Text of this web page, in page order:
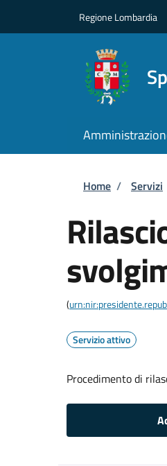
Regione Lombardia
Home / Servizi
(
Servizio attivo
Procedimento di